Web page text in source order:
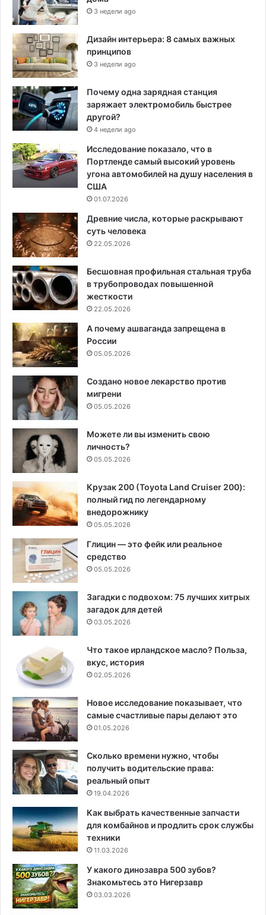
3 недели ago
Дизайн интерьера: 8 самых важных
принципов
3 недели ago
Почему одна зарядная станция
заряжает электромобиль быстрее
другой?
4 недели ago
Исследование показало, что в
Портленде самый высокий уровень
угона автомобилей на душу населения в
США
01.07.2026
Древние числа, которые раскрывают
суть человека
22.05.2026
Бесшовная профильная стальная труба
в трубопроводах повышенной
жесткости
22.05.2026
А почему ашваганда запрещена в
России
05.05.2026
Создано новое лекарство против
мигрени
05.05.2026
Можете ли вы изменить свою
личность?
05.05.2026
Крузак 200 (Toyota Land Cruiser 200):
полный гид по легендарному
внедорожнику
05.05.2026
Глицин — это фейк или реальное
средство
05.05.2026
Загадки с подвохом: 75 лучших хитрых
загадок для детей
03.05.2026
Что такое ирландское масло? Польза,
вкус, история
02.05.2026
Новое исследование показывает, что
самые счастливые пары делают это
01.05.2026
Сколько времени нужно, чтобы
получить водительские права:
реальный опыт
19.04.2026
Как выбрать качественные запчасти
для комбайнов и продлить срок службы
техники
11.03.2026
У какого динозавра 500 зубов?
Знакомьтесь это Нигерзавр
03.03.2026